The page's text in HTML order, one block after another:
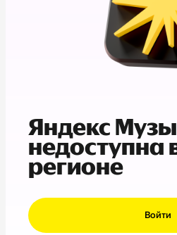
Яндекс
недоступна
регионе
Войти